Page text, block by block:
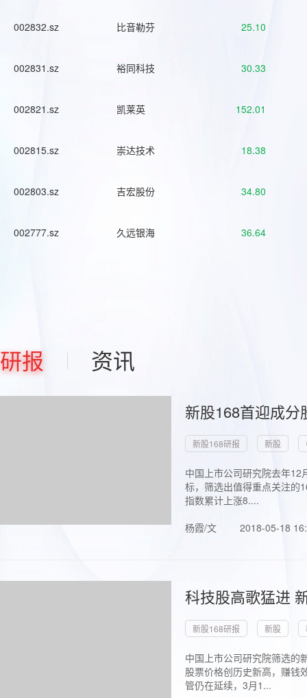
002832.sz 比音勒芬 25.10
002831.sz 裕同科技 30.33
002821.sz 凯莱英 152.01
002815.sz 崇达技术 18.38
002803.sz 吉宏股份 34.80
002777.sz 久远银海 36.64
研报 资讯
新股168首迎成
新股168研报 新股
中国上市公司研究院去年
标，筛选出值得重点关注的
指数累计上涨8....
杨霞/文
2018-05-18
科技股高歌猛进
新股168研报 新股
中国上市公司研究院筛选的
股票价格创历史新高，赚钱
管仍在延续，3月1...